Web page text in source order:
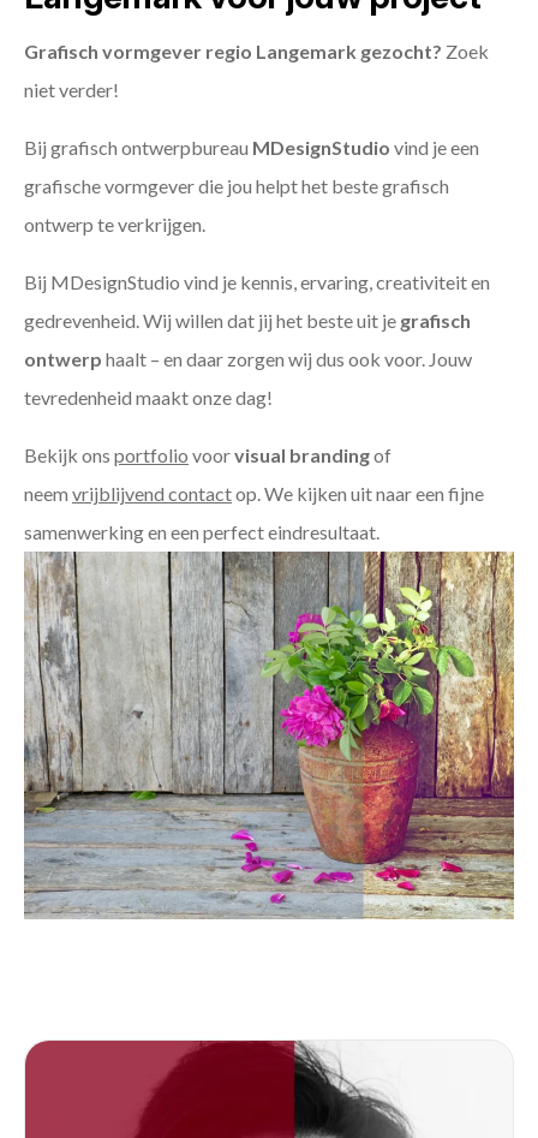
Grafisch vormgever regio Langemark gezocht? Zoek
niet verder!
Bij grafisch ontwerpbureau MDesignStudio vind je een
grafische vormgever die jou helpt het beste grafisch
ontwerp te verkrijgen.
Bij MDesignStudio vind je kennis, ervaring, creativiteit en
gedrevenheid. Wij willen dat jij het beste uit je grafisch
ontwerp haalt – en daar zorgen wij dus ook voor. Jouw
tevredenheid maakt onze dag!
Bekijk ons portfolio voorvisual brandingof
neem vrijblijvend contactop. We kijken uit naar een fijne
samenwerking en een perfect eindresultaat.